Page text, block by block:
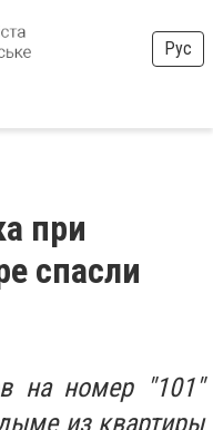
Рус
при
спасли
на номер "101"
из квартиры